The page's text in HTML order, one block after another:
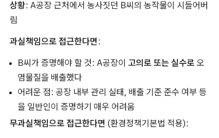
상황: A공장 근처에서 농사짓던 B씨의 농작물이 시들어버
림
과실책임으로 접근한다면:
B씨가 증명해야 할 것: A공장이 고의로 또는 실수로오
염물질을 배출했다
어려운 점: 공장 내부 관리 실태, 배출 기준 준수 여부 등
을 일반인이 증명하기 매우 어려움
무과실책임으로 접근한다면 (환경정책기본법 적용):